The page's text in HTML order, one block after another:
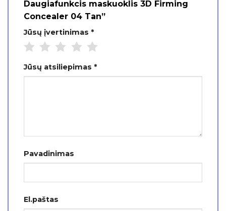
Daugiafunkcis maskuoklis 3D Firming
Concealer 04 Tan”
Jūsų įvertinimas *
Jūsų atsiliepimas *
Pavadinimas
El.paštas